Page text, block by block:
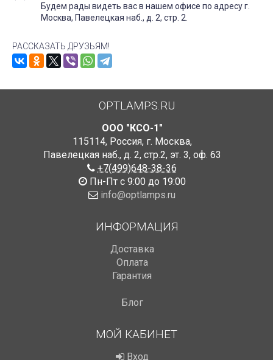
Будем рады видеть вас в нашем офисе по адресу г.
Москва, Павелецкая наб., д. 2, стр. 2.
РАССКАЗАТЬ ДРУЗЬЯМ!
OPTLAMPS.RU
ООО "КСО-1"
115114, Россия, г. Москва,
Павелецкая наб., д. 2, стр.2, эт. 3, оф. 63
+7(499)648-38-36
Пн-Пт с 9:00 до 19:00
info@optlamps.ru
ИНФОРМАЦИЯ
Доставка
Оплата
Гарантия
Блог
МОЙ КАБИНЕТ
Вход